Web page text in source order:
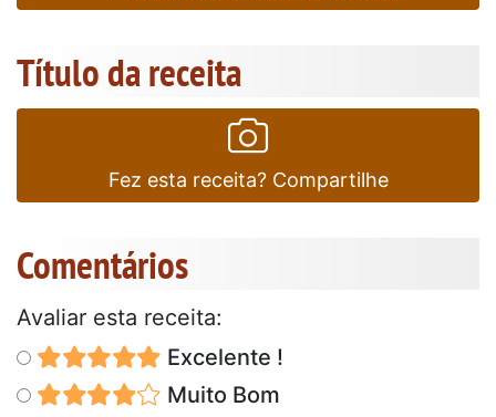
Título da receita
Fez esta receita? Compartilhe
Comentários
Avaliar esta receita:
Excelente !
Muito Bom